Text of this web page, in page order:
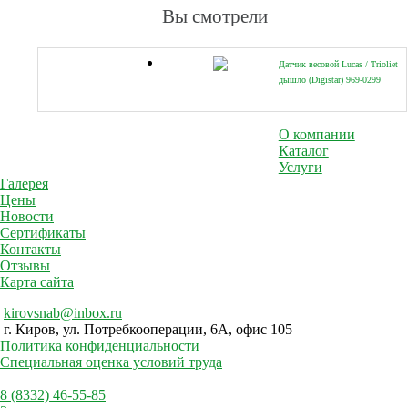
Вы смотрели
Датчик весовой Lucas / Trioliet
дышло (Digistar) 969-0299
О компании
Каталог
Услуги
Галерея
Цены
Новости
Сертификаты
Контакты
Отзывы
Карта сайта
kirovsnab@inbox.ru
г. Киров, ул. Потребкооперации, 6А, офис 105
Политика конфиденциальности
Специальная оценка условий труда
8 (8332) 46-55-85